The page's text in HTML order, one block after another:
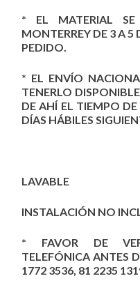
* EL MATERIAL SE
MONTERREY DE 3 A 5
PEDIDO.
* EL ENVÍO
TENERLO
DE AHÍ EL TIEMPO
DÍAS HÁBILES
LAVABLE
INSTALACIÓN NO
* FAVOR DE
TELEFÓNICA ANTES
1772 3536, 81 2235